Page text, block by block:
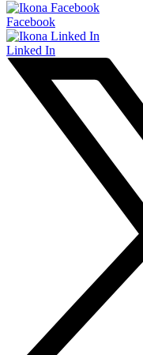
Facebook
Linked In